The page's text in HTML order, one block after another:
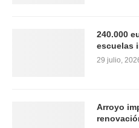
240.000
escuelas
29 julio,
Arroyo